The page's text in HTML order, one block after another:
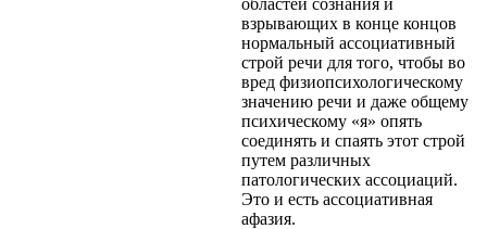
взрывающих в конце концов
нормальный ассоциативный
строй речи для того, чтобы во
вред физиопсихологическому
значению речи и даже общему
психическому «я» опять
соединять и спаять этот строй
путем различных
патологических ассоциаций.
Это и есть ассоциативная
афазия.